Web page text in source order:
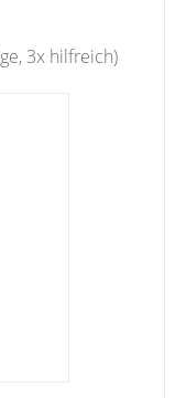
3x hilfreich)